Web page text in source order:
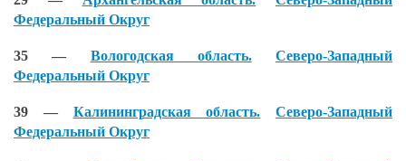
Федеральный Округ
35 — Вологодская область.
Северо-Западный
Федеральный Округ
39 — Калининградская область.
Северо-Западный
Федеральный Округ